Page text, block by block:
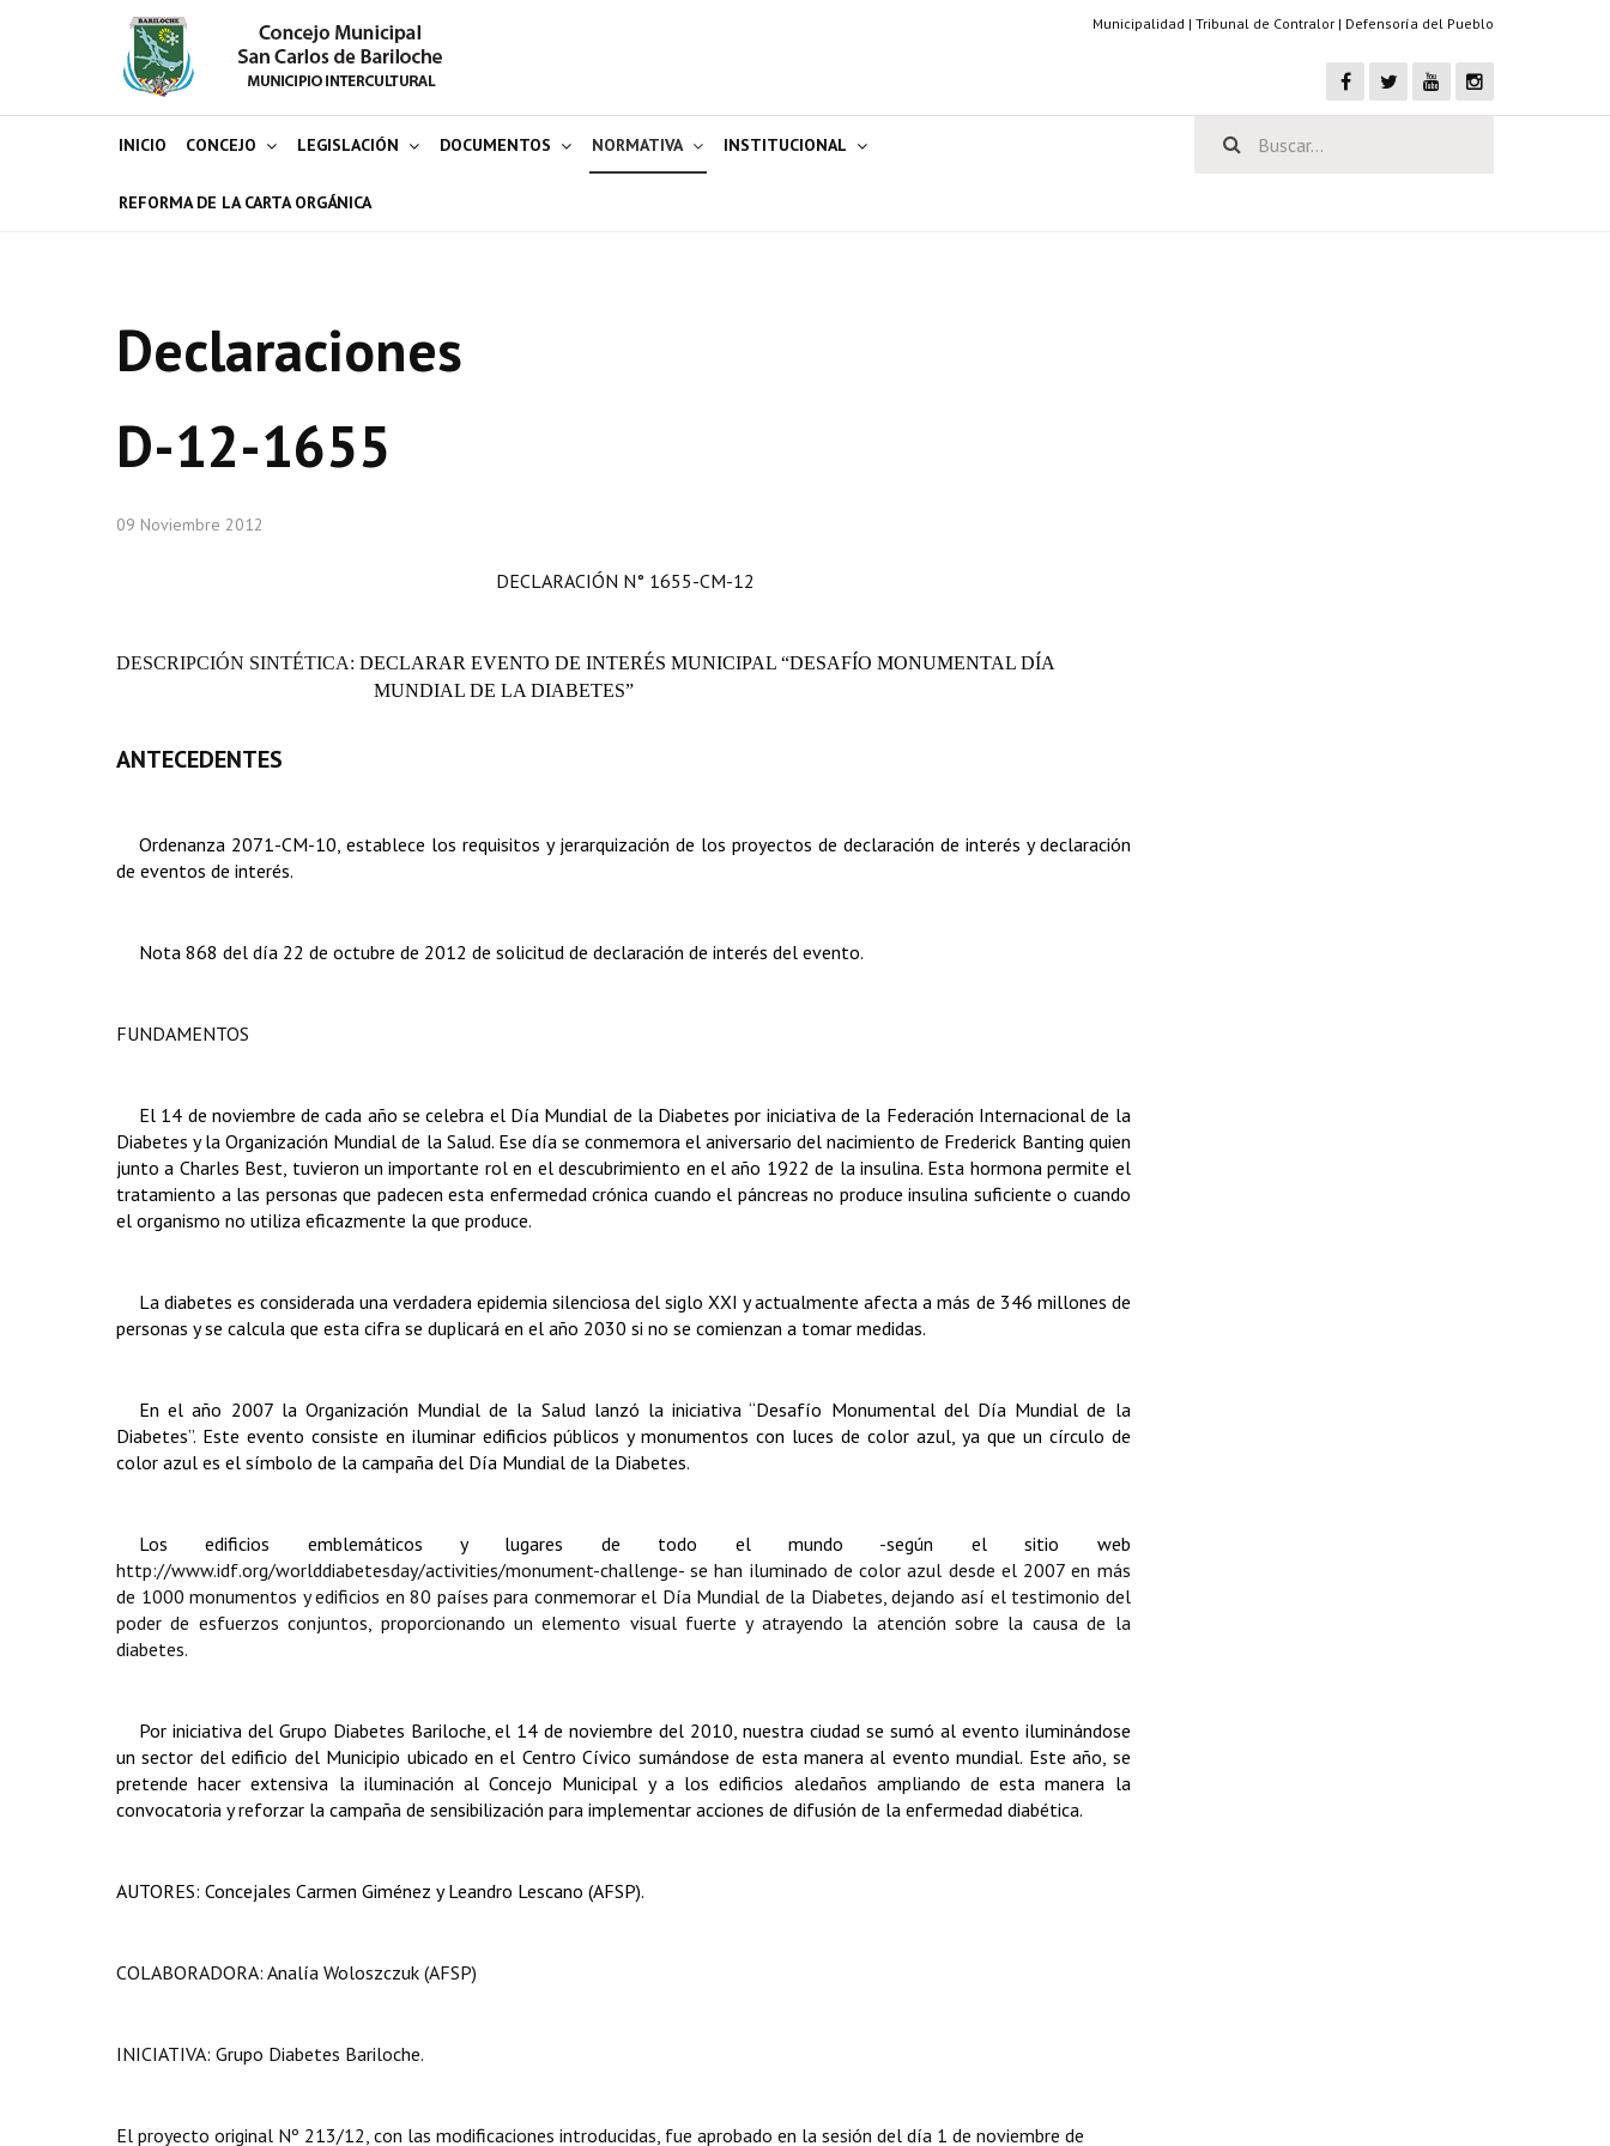
Municipalidad | Tribunal de Contralor | Defensoría del Pueblo
INICIO CONCEJO LEGISLACIÓN DOCUMENTOS NORMATIVA INSTITUCIONAL
REFORMA DE LA CARTA ORGÁNICA
Declaraciones
D-12-1655
09 Noviembre 2012
DECLARACIÓN N° 1655-CM-12
DESCRIPCIÓN SINTÉTICA: DECLARAR EVENTO DE INTERÉS MUNICIPAL “DESAFÍO MONUMENTAL DÍA
MUNDIAL DE LA DIABETES”
ANTECEDENTES
Ordenanza 2071-CM-10, establece los requisitos y jerarquización de los proyectos de declaración de interés y declaración
de eventos de interés.
Nota 868 del día 22 de octubre de 2012 de solicitud de declaración de interés del evento.
FUNDAMENTOS
El 14 de noviembre de cada año se celebra el Día Mundial de la Diabetes por iniciativa de la Federación Internacional de la
Diabetes y la Organización Mundial de la Salud. Ese día se conmemora el aniversario del nacimiento de Frederick Banting quien
junto a Charles Best, tuvieron un importante rol en el descubrimiento en el año 1922 de la insulina. Esta hormona permite el
tratamiento a las personas que padecen esta enfermedad crónica cuando el páncreas no produce insulina suficiente o cuando
el organismo no utiliza eficazmente la que produce.
La diabetes es considerada una verdadera epidemia silenciosa del siglo XXI y actualmente afecta a más de 346 millones de
personas y se calcula que esta cifra se duplicará en el año 2030 si no se comienzan a tomar medidas.
En el año 2007 la Organización Mundial de la Salud lanzó la iniciativa “Desafío Monumental del Día Mundial de la
Diabetes”. Este evento consiste en iluminar edificios públicos y monumentos con luces de color azul, ya que un círculo de
color azul es el símbolo de la campaña del Día Mundial de la Diabetes.
Los edificios emblemáticos y lugares de todo el mundo -según el sitio web
http://www.idf.org/worlddiabetesday/activities/monument-challenge- se han iluminado de color azul desde el 2007 en más
de 1000 monumentos y edificios en 80 países para conmemorar el Día Mundial de la Diabetes, dejando así el testimonio del
poder de esfuerzos conjuntos, proporcionando un elemento visual fuerte y atrayendo la atención sobre la causa de la
diabetes.
Por iniciativa del Grupo Diabetes Bariloche, el 14 de noviembre del 2010, nuestra ciudad se sumó al evento iluminándose
un sector del edificio del Municipio ubicado en el Centro Cívico sumándose de esta manera al evento mundial. Este año, se
pretende hacer extensiva la iluminación al Concejo Municipal y a los edificios aledaños ampliando de esta manera la
convocatoria y reforzar la campaña de sensibilización para implementar acciones de difusión de la enfermedad diabética.
AUTORES: Concejales Carmen Giménez y Leandro Lescano (AFSP).
COLABORADORA: Analía Woloszczuk (AFSP)
INICIATIVA: Grupo Diabetes Bariloche.
El proyecto original Nº 213/12, con las modificaciones introducidas, fue aprobado en la sesión del día 1 de noviembre de